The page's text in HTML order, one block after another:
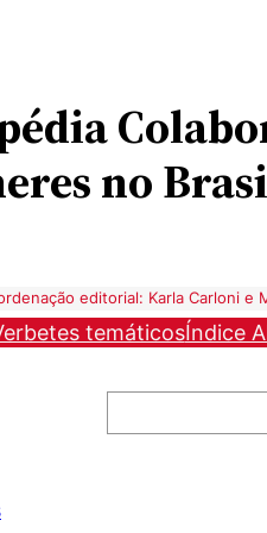
no
editorial: Karla Carloni e
temáticosÍndice